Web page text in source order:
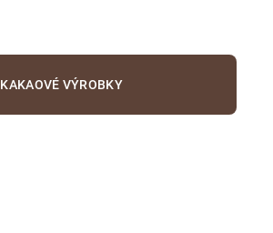
KAKAOVÉ VÝROBKY